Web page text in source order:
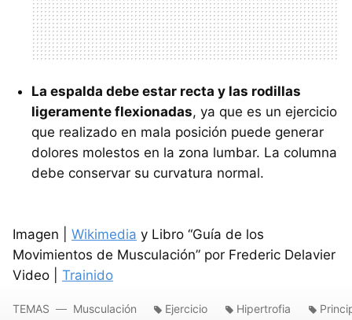
La espalda debe estar recta y las rodillas
ligeramente flexionadas, ya que es un ejercicio
que realizado en mala posición puede generar
dolores molestos en la zona lumbar. La columna
debe conservar su curvatura normal.
Imagen | Wikimedia y Libro “Guía de los
Movimientos de Musculación” por Frederic Delavier
Video | Trainido
TEMAS Musculación Ejercicio Hipertrofia